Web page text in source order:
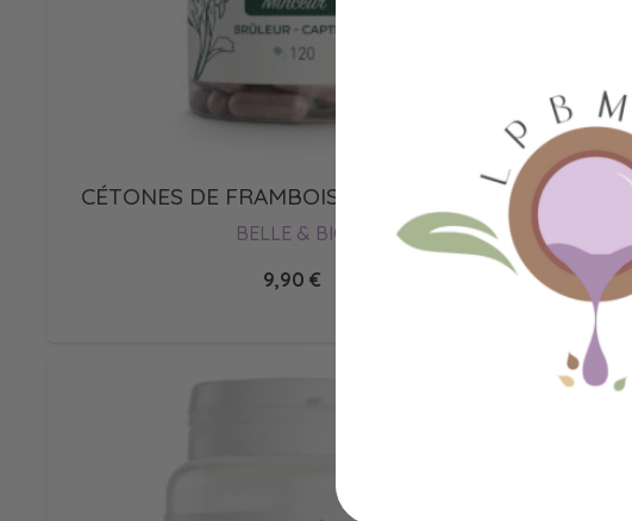
CÉTONES DE FRAMBOISE | BELLE & BIO
BELLE & BIO
9,90 €